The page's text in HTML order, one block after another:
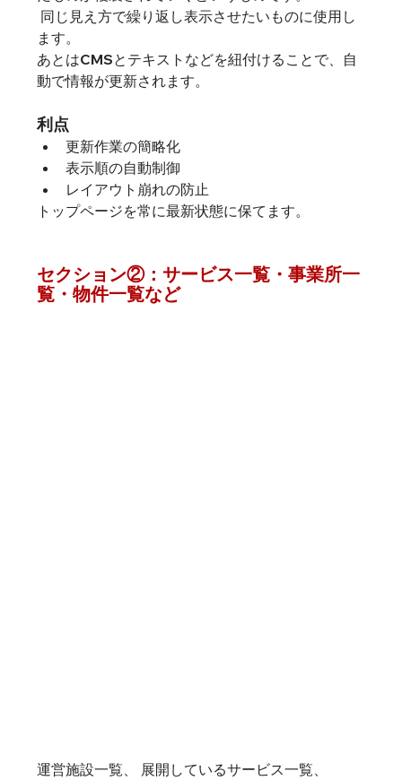
ます。
あとはCMSとテキストなどを紐付けることで、自
動で情報が更新されます。
利点
更新作業の簡略化
表示順の自動制御
レイアウト崩れの防止
トップページを常に最新状態に保てます。
セクション②：サービス一覧・事業所一
覧・物件一覧など
運営施設一覧、 展開しているサービス一覧、